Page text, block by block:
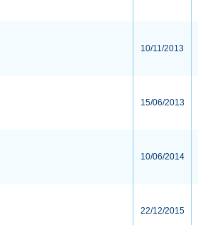
10/11/2013
15/06/2013
10/06/2014
22/12/2015